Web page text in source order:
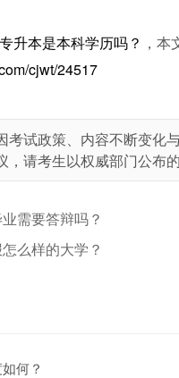
升本是本科学历吗？ ，本
cjwt/24517
考试政策、内容不断变化
，请考生以权威部门公布
需要答辩吗？
么样的大学？
何？